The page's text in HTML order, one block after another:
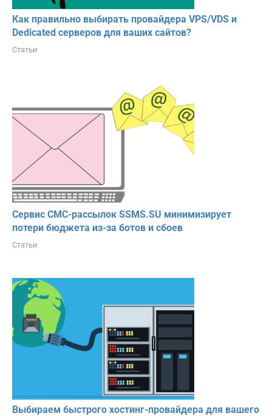
Как правильно выбирать провайдера VPS/VDS и
Dedicated серверов для ваших сайтов?
Статьи
Сервис СМС-рассылок SSMS.SU минимизирует
потери бюджета из-за ботов и сбоев
Статьи
Выбираем быстрого хостинг-провайдера для вашего